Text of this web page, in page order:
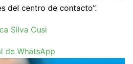
del centro de contacto”.
Silva Cusi
de WhatsApp